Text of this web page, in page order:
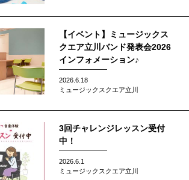
【イベント】ミュージックス
クエア立川バンド発表会2026
インフォメーション♪
2026.6.18
ミュージックスクエア立川
3回チャレンジレッスン受付
中！
2026.6.1
ミュージックスクエア立川